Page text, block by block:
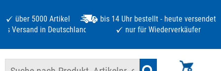
über 5000 Artikel
bis 14 Uhr bestellt - heute versendet
Versand in Deutschland ab 125 €
nur für Wiederverkäufer